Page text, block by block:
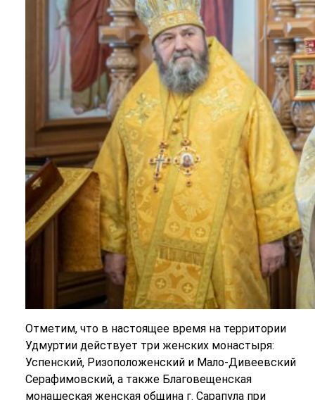
Отметим, что в настоящее время на территории
Удмуртии действует три женских монастыря:
Успенский, Ризоположенский и Мало-Дивеевский
Серафимовский, а также Благовещенская
монашеская женская община г. Сарапула при